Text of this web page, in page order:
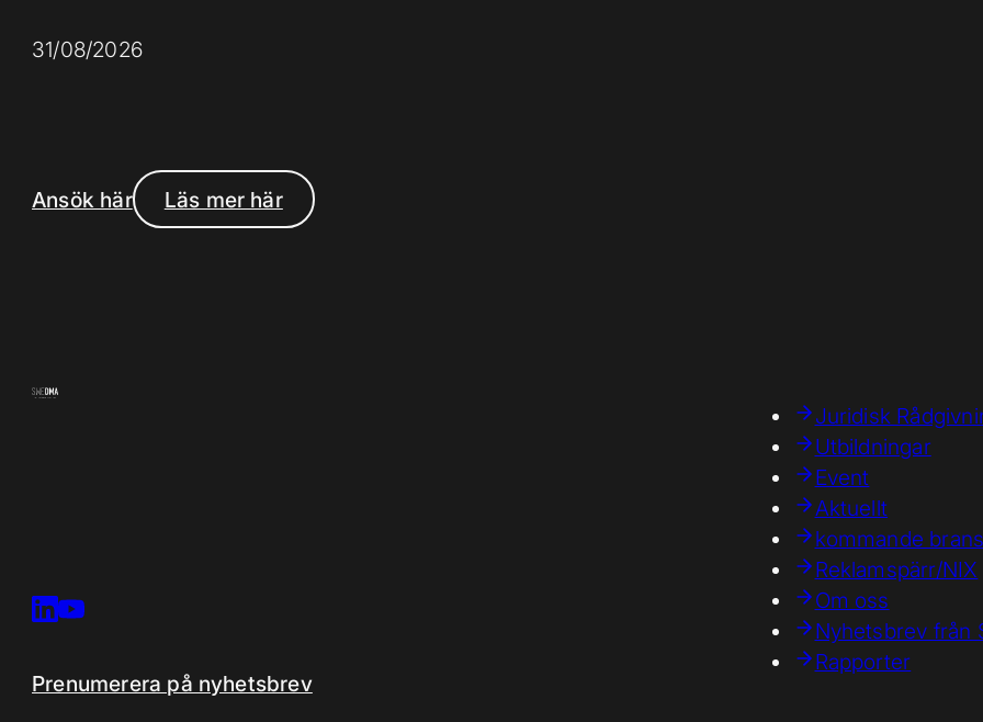
31/08/2026
Ansök här Läs mer här
Juridisk
Utbildningar
Event
Aktuellt
kommande
Reklamspärr/NIX
Om oss
Nyhetsbrev från
Rapporter
Prenumerera på nyhetsbrev